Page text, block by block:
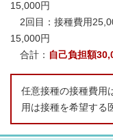
15,000円
2回目：接種費用
15,000円
合計： 自己負担額
任意接種の接種費用
用は接種を希望する